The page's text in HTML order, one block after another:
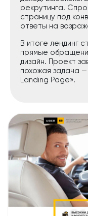
рекрутинга.
страницу под
ответы на
В итоге лендинг
прямые
дизайн. Проект
похожая задача
Landing Page».